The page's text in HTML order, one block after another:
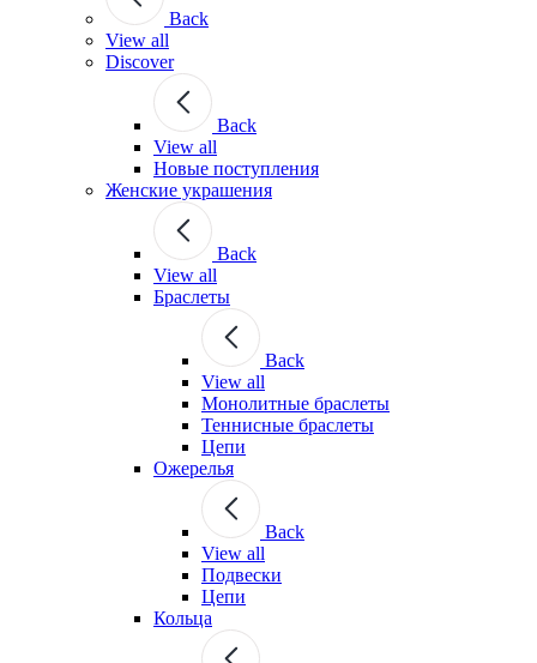
Back
View all
Discover
Back
View all
Новые поступления
Женские украшения
Back
View all
Браслеты
Back
View all
Монолитные браслеты
Теннисные браслеты
Цепи
Ожерелья
Back
View all
Подвески
Цепи
Кольца